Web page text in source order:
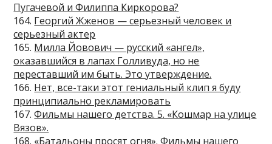
Пугачевой и Филиппа Киркорова?
164. Георгий Жженов — серьезный человек и
серьезный актер
165. Милла Йовович — русский «ангел»,
оказавшийся в лапах Голливуда, но не
переставший им быть. Это утверждение.
166. Нет, все-таки этот гениальный клип я буду
принципиально рекламировать
167.Фильмы нашего детства. 5. «Кошмар на улице
Вязов».
168. «Батальоны просят огня». Фильмы нашего